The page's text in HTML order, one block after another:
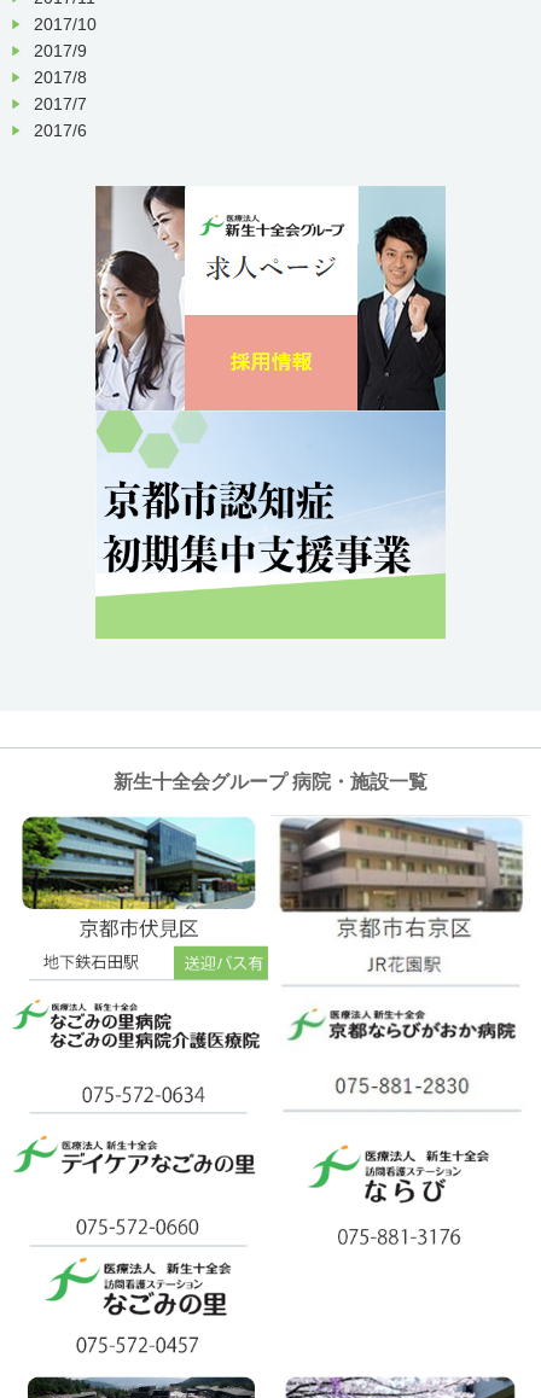
2017/10
2017/9
2017/8
2017/7
2017/6
新生十全会グループ 病院・施設一覧